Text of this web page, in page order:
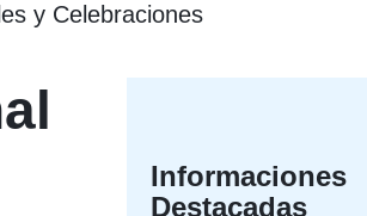
y Celebraciones
Informaciones
Destacadas